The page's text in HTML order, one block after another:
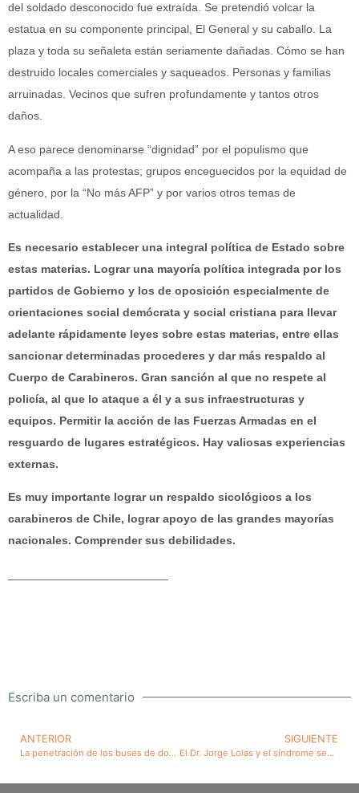
del soldado desconocido fue extraída. Se pretendió volcar la
estatua en su componente principal, El General y su caballo. La
plaza y toda su señaleta están seriamente dañadas. Cómo se han
destruido locales comerciales y saqueados. Personas y familias
arruinadas. Vecinos que sufren profundamente y tantos otros
daños.
A eso parece denominarse “dignidad” por el populismo que
acompaña a las protestas; grupos enceguecidos por la equidad de
género, por la “No más AFP” y por varios otros temas de
actualidad.
Es necesario establecer una integral política de Estado sobre
estas materias. Lograr una mayoría política integrada por los
partidos de Gobierno y los de oposición especialmente de
orientaciones social demócrata y social cristiana para llevar
adelante rápidamente leyes sobre estas materias, entre ellas
sancionar determinadas procederes y dar más respaldo al
Cuerpo de Carabineros. Gran sanción al que no respete al
policía, al que lo ataque a él y a sus infraestructuras y
equipos. Permitir la acción de las Fuerzas Armadas en el
resguardo de lugares estratégicos. Hay valiosas experiencias
externas.
Es muy importante lograr un respaldo sicológicos a los
carabineros de Chile, lograr apoyo de las grandes mayorías
nacionales. Comprender sus debilidades.
Escriba un comentario
ANTERIOR
La penetración de los buses de dos pisos con negativas consecuencias y el incumplimiento de líneas de buses interurbanos de compromisos asumidos, frente a forzar el uso de los buses de dos pisos
SIGUIENTE
El Dr. Jorge Lolas y el síndrome severo. Importante artículo sobre el tema